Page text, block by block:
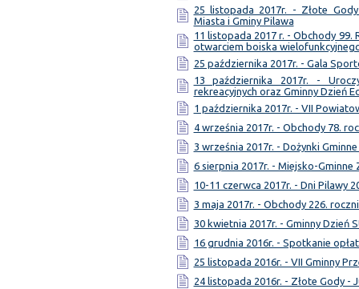
25 listopada 2017r. - Złote
Miasta i Gminy Pilawa
11 listopada 2017 r. - Obchody 99.
otwarciem boiska
25 października 2017r. - Gala
13 października 2017r. -
rekreacyjnych oraz Gminny Dzień
1 października 2017r. - VII
4 września 2017r. - Obchody 78.
3 września 2017r. - Dożynki
6 sierpnia 2017r. - Miejsko-
10-11 czerwca 2017r. - Dni Pilawy
3 maja 2017r. - Obchody 226.
30 kwietnia 2017r. - Gminny Dzień
16 grudnia 2016r. - Spotkanie
25 listopada 2016r. - VII Gminny
24 listopada 2016r. - Złote Gody -